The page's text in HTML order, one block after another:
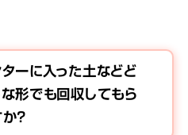
ーに入った土などど
形でも回収してもら
？